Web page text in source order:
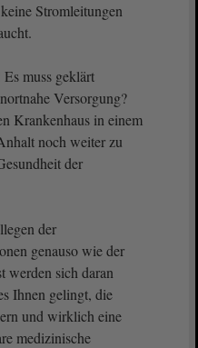
Stromleitungen
muss geklärt
Versorgung?
Krankenhaus in einem
noch weiter zu
der
der
genauso wie der
werden sich daran
Ihnen gelingt, die
und wirklich eine
medizinische